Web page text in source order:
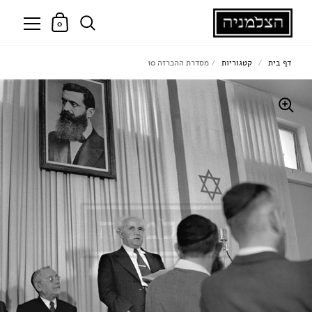
0
דף בית / קטגוריות / מסדרת ההכרזה 10